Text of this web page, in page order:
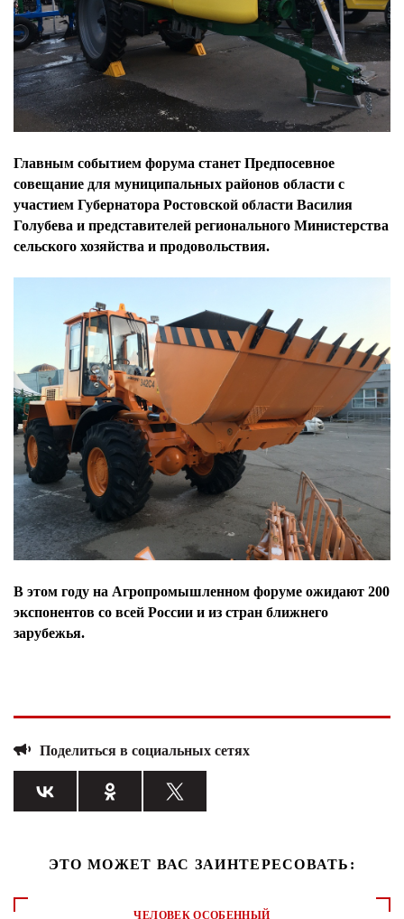
Главным событием форума станет Предпосевное
совещание для муниципальных районов области с
участием Губернатора Ростовской области Василия
Голубева и представителей регионального Министерства
сельского хозяйства и продовольствия.
В этом году на Агропромышленном форуме ожидают 200
экспонентов со всей России и из стран ближнего
зарубежья.
Поделиться в социальных сетях
ЭТО МОЖЕТ ВАС ЗАИНТЕРЕСОВАТЬ:
ЧЕЛОВЕК ОСОБЕННЫЙ